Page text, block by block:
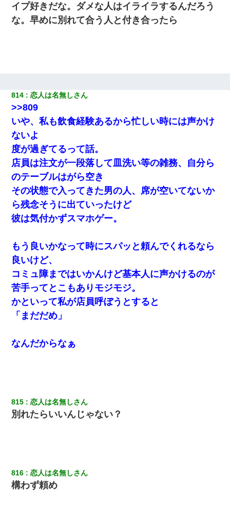
３２歳俺「ずっと好きでした！！付き合って下さい！」 ２５歳
彼女「うん！！絶対幸せになろうね！！！！」 → ７年後ｗｗ
ｗｗｗ
ワイ144kg彼女98kgデブカップル、1年間毎日行為しまくった結
果
妻が亡くなったんだけど正直ガチで嬉しい
兄の新しい嫁がやらかしすぎて辛い。当たり前のように実家や姪
の幼稚園に来る
小学生の妹が20代の弟とチューしてるのに、見て見ぬふりの親を
見てから実家を出た。それから15年、妹が弟の子を妊娠したらし
くもう堕胎できない月なんだと母から連絡がきた…｜生活｜ワロ
タあんてな
イプ好きだな。ダメな人はイライラするんだろう
な。早めに別れて合う人と付き合ったら
814 恋人は名無しさん
>>809
いや、私も飲食経験あるから忙しい時には声かけ
ないよ
度が過ぎてるって話。
店員は注文が一段落して皿洗い等の雑務、自分ら
のテーブルはがら空き
その状態で入ってきた男の人、席が空いてないか
ら残念そうに出ていったけど
彼は気付かずスマホゲー。
もう良いかなって時にスパッと頼んでくれるなら
良いけど、
コミュ障まではいかんけど基本人に声かけるのが
苦手ってとこもありモジモジ。
かといって私が店員呼ぼうとすると
「まだだめ」
なんだからなぁ
815 恋人は名無しさん
別れたらいいんじゃない？
816 恋人は名無しさん
構わず頼め